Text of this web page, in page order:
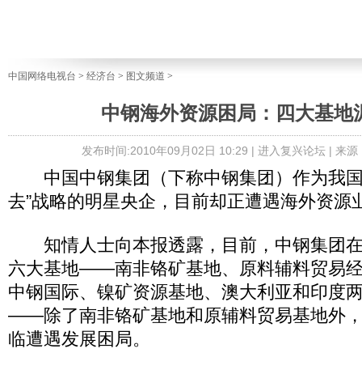
中国网络电视台 > 经济台 > 图文频道 >
中钢海外资源困局：四大基地
发布时间:2010年09月02日 10:29 | 进入复兴论坛| 来源
中国中钢集团（下称中钢集团）作为我国
去”战略的明星央企，目前却正遭遇海外资源
知情人士向本报透露，目前，中钢集团
六大基地——南非铬矿基地、原料辅料贸易
中钢国际、镍矿资源基地、澳大利亚和印度
——除了南非铬矿基地和原辅料贸易基地外
临遭遇发展困局。